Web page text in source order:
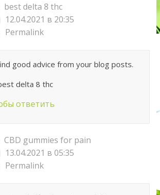
best delta 8 thc
12.04.2021 в 20:35
Permalink
good advice from your blog posts.
delta 8 thc
ответить
CBD gummies for pain
13.04.2021 в 05:35
Permalink